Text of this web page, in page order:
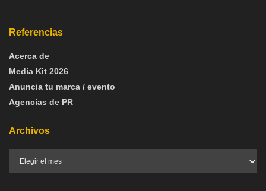
Referencias
Acerca de
Media Kit 2026
Anuncia tu marca / evento
Agencias de PR
Archivos